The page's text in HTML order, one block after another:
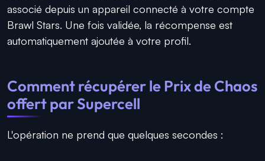
associé depuis un appareil connecté à votre compte
Brawl Stars. Une fois validée, la récompense est
automatiquement ajoutée à votre profil.
Comment récupérer le Prix de Chaos
offert par Supercell
L'opération ne prend que quelques secondes :